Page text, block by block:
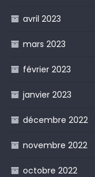
avril 2023
mars 2023
février 2023
janvier 2023
décembre 2022
novembre 2022
octobre 2022